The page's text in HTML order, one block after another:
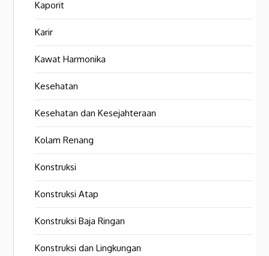
Kaporit
Karir
Kawat Harmonika
Kesehatan
Kesehatan dan Kesejahteraan
Kolam Renang
Konstruksi
Konstruksi Atap
Konstruksi Baja Ringan
Konstruksi dan Lingkungan